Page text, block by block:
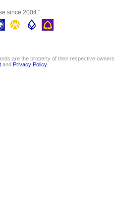
since 2004."
are the property of their respective
and Privacy Policy.